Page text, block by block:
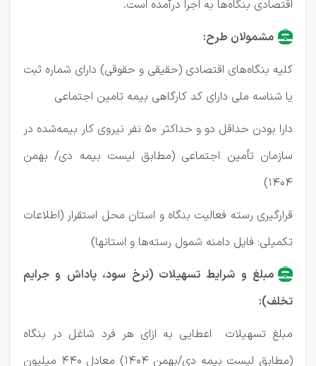
اقتصادی بنگاه‌ها به اجرا درآمده است.
مشمولان طرح:
کلیه بنگاه‌های اقتصادی (حقیقی و حقوقی) دارای شماره ثبت
یا شناسه ملی دارای کد کارگاهی بیمه تامین اجتماعی
دارا بودن حداقل دو و حداکثر ۵۰ نفر نیروی کار بیمه‌شده در
سازمان تأمین اجتماعی (مطابق لیست بیمه دی/ بهمن
۱۴۰۴)
قرارگیری رسته فعالیت بنگاه و استان محل استقرار (اطلاعات
تکمیلی: فایل دامنه شمول رسته‌ها و استانها)
مبلغ و شرایط تسهیلات (نرخ سود، پاداش و جرایم
تخلف):
مبلغ تسهیلات اعطایی به ازای هر فرد شاغل در بنگاه
(مطابق لیست بیمه دی/بهمن ۱۴۰۴) معادل ۴۴۰ میلیون